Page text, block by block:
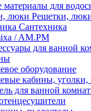
материалы для
Решетки,
Сантехника
/ AM.PM
для ванной
оборудование
кабины, уголки,
для ванной